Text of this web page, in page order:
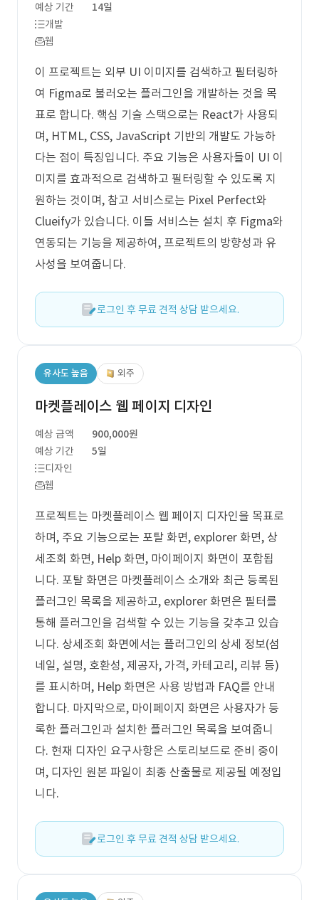
예상 기간
14일
개발
웹
이 프로젝트는 외부 UI 이미지를 검색하고 필터링하
여 Figma로 불러오는 플러그인을 개발하는 것을 목
표로 합니다. 핵심 기술 스택으로는 React가 사용되
며, HTML, CSS, JavaScript 기반의 개발도 가능하
다는 점이 특징입니다. 주요 기능은 사용자들이 UI 이
미지를 효과적으로 검색하고 필터링할 수 있도록 지
원하는 것이며, 참고 서비스로는 Pixel Perfect와
Clueify가 있습니다. 이들 서비스는 설치 후 Figma와
연동되는 기능을 제공하여, 프로젝트의 방향성과 유
사성을 보여줍니다.
로그인 후 무료 견적 상담 받으세요.
유사도 높음 외주
마켓플레이스 웹 페이지 디자인
예상 금액
900,000원
예상 기간
5일
디자인
웹
프로젝트는 마켓플레이스 웹 페이지 디자인을 목표로
하며, 주요 기능으로는 포탈 화면, explorer 화면, 상
세조회 화면, Help 화면, 마이페이지 화면이 포함됩
니다. 포탈 화면은 마켓플레이스 소개와 최근 등록된
플러그인 목록을 제공하고, explorer 화면은 필터를
통해 플러그인을 검색할 수 있는 기능을 갖추고 있습
니다. 상세조회 화면에서는 플러그인의 상세 정보(섬
네일, 설명, 호환성, 제공자, 가격, 카테고리, 리뷰 등)
를 표시하며, Help 화면은 사용 방법과 FAQ를 안내
합니다. 마지막으로, 마이페이지 화면은 사용자가 등
록한 플러그인과 설치한 플러그인 목록을 보여줍니
다. 현재 디자인 요구사항은 스토리보드로 준비 중이
며, 디자인 원본 파일이 최종 산출물로 제공될 예정입
니다.
로그인 후 무료 견적 상담 받으세요.